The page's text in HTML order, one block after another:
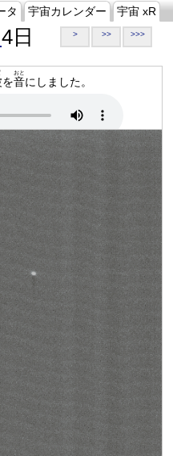
タ 宇宙カレンダー 宇宙 xR
4日 > >> >>>
を音
おと
にしました。